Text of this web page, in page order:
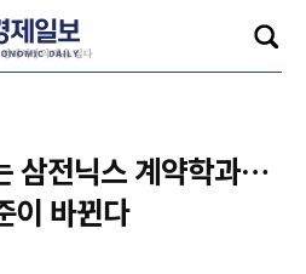
삼전닉스 계약학과…
이 바뀐다